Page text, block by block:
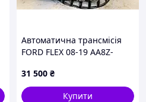
Автоматична трансмісія
FORD FLEX 08-19 AA8Z-
31 500 ₴
Купити